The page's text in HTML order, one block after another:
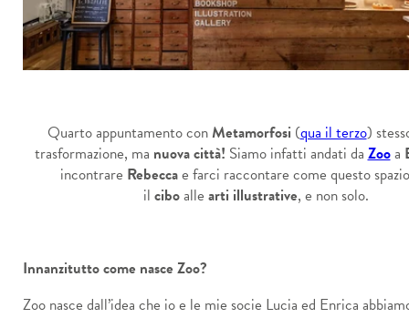
Quarto appuntamento conMetamorfosi (qua il terzo)
trasformazione, ma nuova città! Siamo infatti andati daZooa
incontrare Rebeccae farci raccontare come questo
il ciboalle arti illustrative, e non solo.
Innanzitutto come nasce Zoo?
Zoo nasce dall’idea che io e le mie socie Lucia ed Enrica